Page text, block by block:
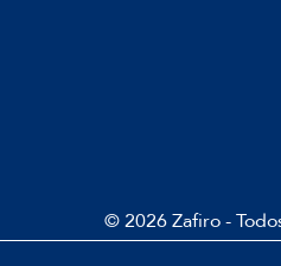
© 2026 Zafiro -